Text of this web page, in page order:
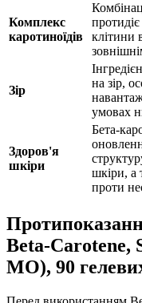
Комплекс
каротиноїдів
клітини
Зір
на зір,
умовах
Здоров'я
шкіри
Бета-
шкіри, а
проти
Beta-Carotene,
МО), 90